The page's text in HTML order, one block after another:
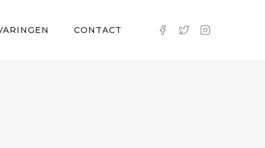
CONTACT